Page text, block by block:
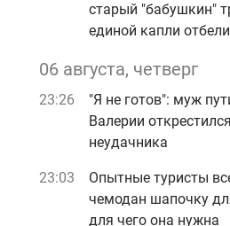
старый "бабушкин"
единой капли
06 августа, четверг
23:26
"Я не готов": муж
Валерии
неудачника
23:03
Опытные туристы
чемодан шапочку
для чего она нужна